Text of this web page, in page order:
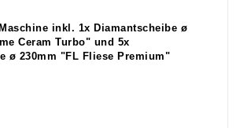
Maschine inkl. 1x Diamantscheibe ø
Ceram Turbo" und 5x
ø 230mm "FL Fliese Premium"